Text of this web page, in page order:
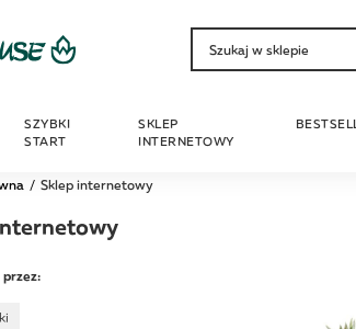
SZYBKI
START
SKLEP
INTERNETOWY
Sklep internetowy